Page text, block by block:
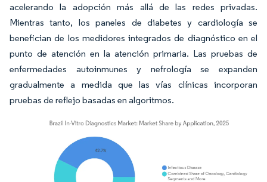
acelerando la adopción más allá de las redes privadas.
Mientras tanto, los paneles de diabetes y cardiología se
benefician de los medidores integrados de diagnóstico en el
punto de atención en la atención primaria. Las pruebas de
enfermedades autoinmunes y nefrología se expanden
gradualmente a medida que las vías clínicas incorporan
pruebas de reflejo basadas en algoritmos.